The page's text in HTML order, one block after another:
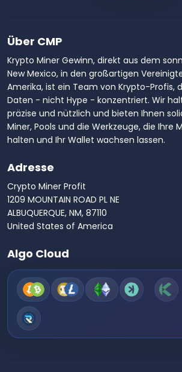
Über CMP
Krypto Miner Gewinn, direkt aus dem
New Mexico, in den großartigen
Amerika, ist ein Team von Krypto-Profis,
Daten - nicht Hype - konzentriert. Wir
präzise und nützlich und bieten Ihnen
Miner, Pools und die Werkzeuge, die Ihre
halten und Ihr Wallet wachsen lassen.
Adresse
Crypto Miner Profit
1209 MOUNTAIN ROAD PL NE
ALBUQUERQUE, NM, 87110
United States of America
Algo Cloud